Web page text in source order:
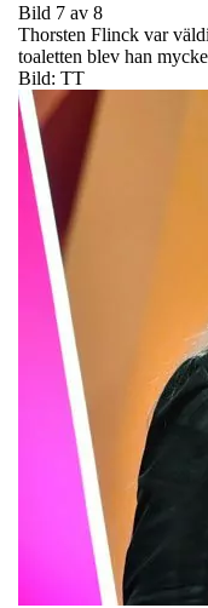
Bild 7 av 8
Thorsten Flinck var
toaletten blev han
Bild: TT